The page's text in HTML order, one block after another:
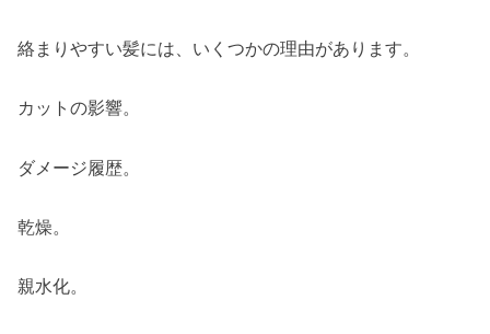
絡まりやすい髪には、いくつかの理由があります。
カットの影響。
ダメージ履歴。
乾燥。
親水化。